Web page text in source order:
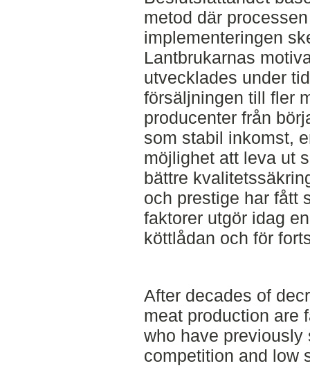
metod där
implementeringen
Lantbrukarnas
utvecklades under
försäljningen till fler
producenter från
som stabil inkomst,
möjlighet att leva ut
bättre
och prestige har fått
faktorer utgör idag
köttlådan och för
After decades of
meat production are
who have previously
competition and low